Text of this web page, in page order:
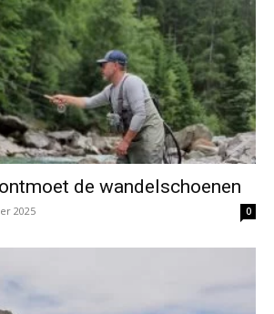
de wandelschoenen
2025 0